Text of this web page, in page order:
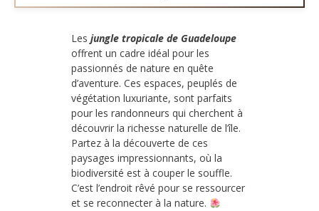
Les jungle tropicale de Guadeloupe
offrent un cadre idéal pour les
passionnés de nature en quête
d’aventure. Ces espaces, peuplés de
végétation luxuriante, sont parfaits
pour les randonneurs qui cherchent à
découvrir la richesse naturelle de l’île.
Partez à la découverte de ces
paysages impressionnants, où la
biodiversité est à couper le souffle.
C’est l’endroit rêvé pour se ressourcer
et se reconnecter à la nature.